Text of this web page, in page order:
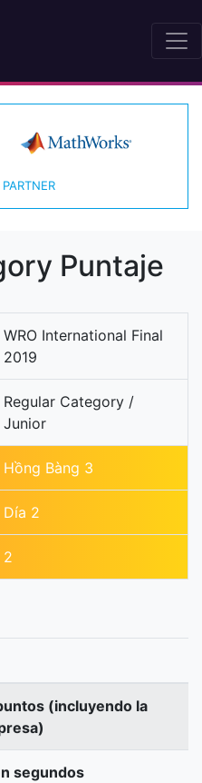
Puntaje
WRO International Final
2019
Regular Category /
Junior
Hồng Bàng 3
Día 2
2
(incluyendo la
segundos